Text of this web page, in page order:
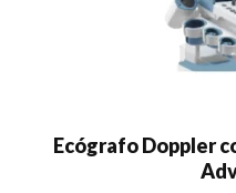
Ecógrafo Doppler